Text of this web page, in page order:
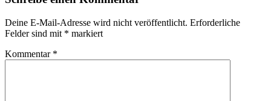
Deine E-Mail-Adresse wird nicht veröffentlicht. Erforderliche
Felder sind mit * markiert
Kommentar *